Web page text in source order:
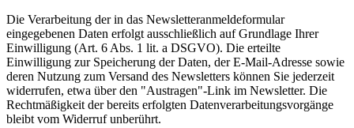
Die Verarbeitung der in das Newsletteranmeldeformular
eingegebenen Daten erfolgt ausschließlich auf Grundlage Ihrer
Einwilligung (Art. 6 Abs. 1 lit. a DSGVO). Die erteilte
Einwilligung zur Speicherung der Daten, der E-Mail-Adresse sowie
deren Nutzung zum Versand des Newsletters können Sie jederzeit
widerrufen, etwa über den "Austragen"-Link im Newsletter. Die
Rechtmäßigkeit der bereits erfolgten Datenverarbeitungsvorgänge
bleibt vom Widerruf unberührt.